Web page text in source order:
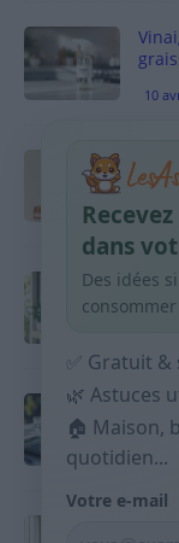
10
9
9
dans
Des idées
✅ Gratuit
🌿 Astuces
🏠 Maison,
quotidien...
Votre e-mail